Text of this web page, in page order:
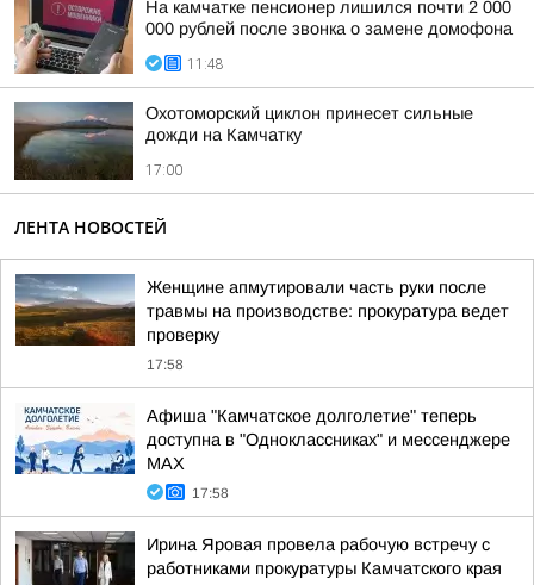
На камчатке пенсионер лишился почти 2 000
000 рублей после звонка о замене домофона
11:48
Охотоморский циклон принесет сильные
дожди на Камчатку
17:00
ЛЕНТА НОВОСТЕЙ
Женщине апмутировали часть руки после
травмы на производстве: прокуратура ведет
проверку
17:58
Афиша "Камчатское долголетие" теперь
доступна в "Одноклассниках" и мессенджере
MAX
17:58
Ирина Яровая провела рабочую встречу с
работниками прокуратуры Камчатского края